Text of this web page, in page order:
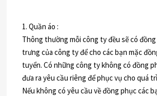
1. Quần áo :
Thông thường mỗi công ty đều sẽ có
trưng của công ty để cho các bạn mặc
tuyển. Có những công ty không có đồng
đưa ra yêu cầu riêng để phục vụ cho quá
Nếu không có yêu cầu về đồng phục các